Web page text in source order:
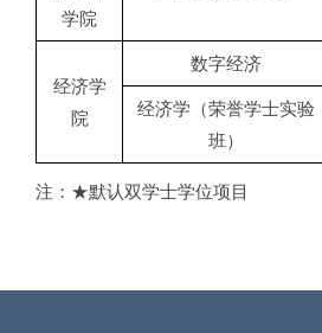
学院
经济学
院
数字经济
经济学（荣誉学士实验
班）
注：★默认双学士学位项目